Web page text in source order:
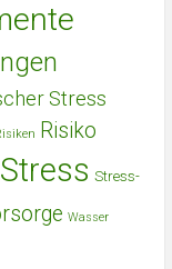
Stress
Risiko
Stress Stress-
Wasser